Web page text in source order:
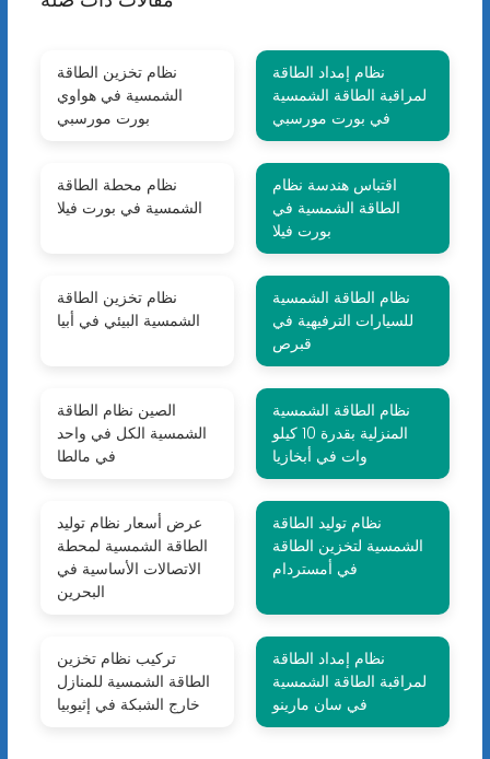
نظام تخزين الطاقة
الشمسية في هواوي
بورت مورسبي
نظام إمداد الطاقة
لمراقبة الطاقة الشمسية
في بورت مورسبي
نظام محطة الطاقة
الشمسية في بورت فيلا
اقتباس هندسة نظام
الطاقة الشمسية في
بورت فيلا
نظام تخزين الطاقة
الشمسية البيئي في أبيا
نظام الطاقة الشمسية
للسيارات الترفيهية في
قبرص
الصين نظام الطاقة
الشمسية الكل في واحد
في مالطا
نظام الطاقة الشمسية
المنزلية بقدرة 10 كيلو
وات في أبخازيا
عرض أسعار نظام توليد
الطاقة الشمسية لمحطة
الاتصالات الأساسية في
البحرين
نظام توليد الطاقة
الشمسية لتخزين الطاقة
في أمستردام
تركيب نظام تخزين
الطاقة الشمسية للمنازل
خارج الشبكة في إثيوبيا
نظام إمداد الطاقة
لمراقبة الطاقة الشمسية
في سان مارينو